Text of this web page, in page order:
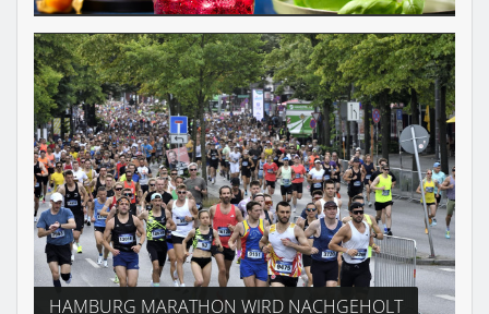
HAMBURG MARATHON WIRD NACHGEHOLT